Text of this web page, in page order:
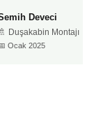
Deveci
🚿 Duşakabin Montajı
Ocak 2025